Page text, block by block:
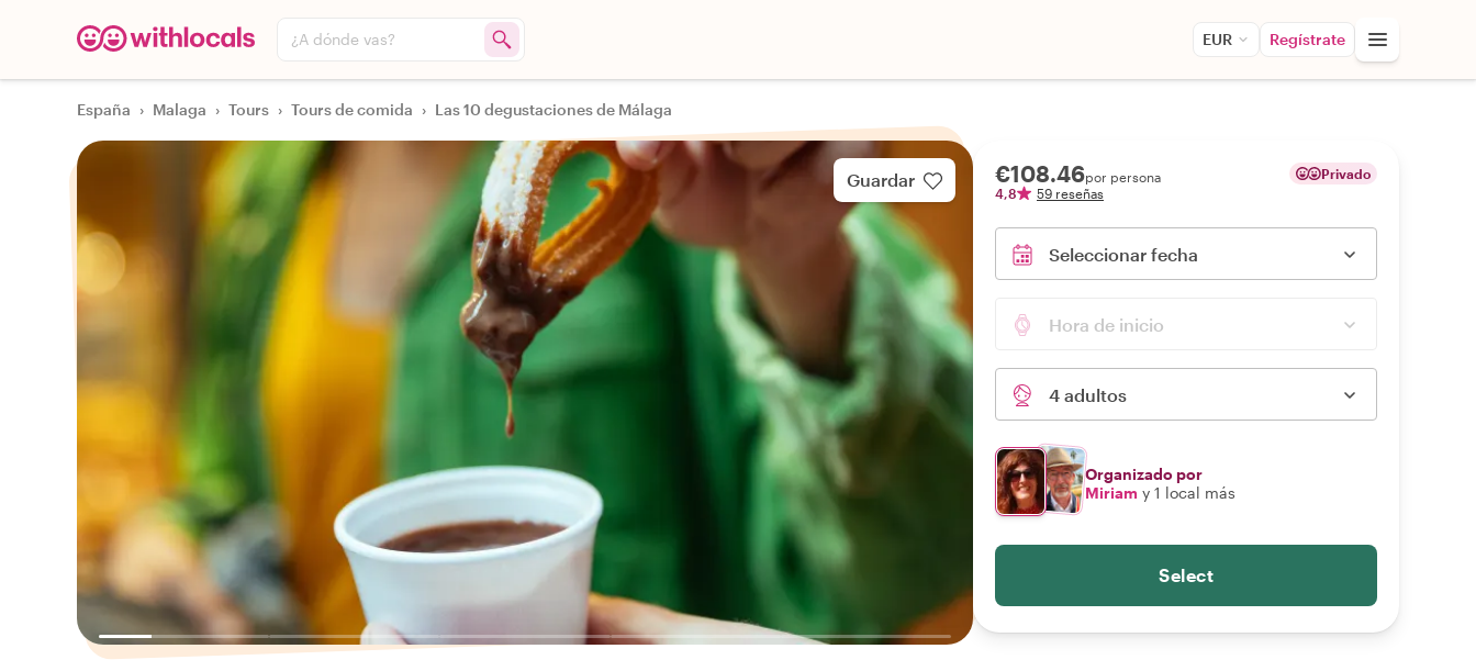
¿A dónde vas? EUR Regístrate
España › Malaga › Tours › Tours de comida › Las 10 degustaciones de Málaga
Guardar €108.46por persona
4,8
59 reseñas
Privado
Seleccionar fecha
Hora de inicio
4 adultos
Organizado por
Miriam y 1 local más
Select